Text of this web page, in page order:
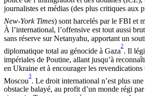
journalistes et médias (des plus critiques aux
New-York Times) sont harcelés par le FBI et
À l’international, l’offensive est tout aussi
sans réserve sur Netanyahu, apportant un
diplomatique total au génocide à Gaza
2
. Il
impériales de Poutine, allant jusqu’à
en Ukraine et à encourager les revendications
Moscou
3
. Le droit international n’est plus
obstacle balayé, au profit d’un monde régi